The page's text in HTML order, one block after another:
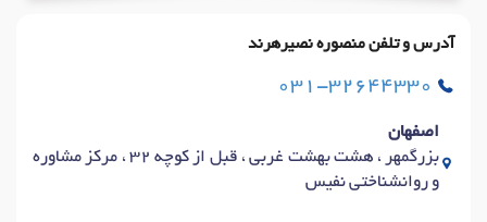
آدرس و تلفن منصوره نصیرهرند
031-32644330
اصفهان
بزرگمهر ، هشت بهشت غربی ، قبل از کوچه 32 ، مرکز مشاوره
و روانشناختی نفیس